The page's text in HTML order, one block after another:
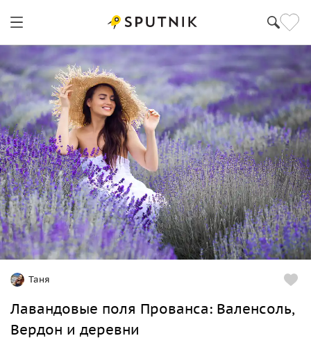
Таня
Лавандовые поля Прованса: Валенсоль,
Вердон и деревни